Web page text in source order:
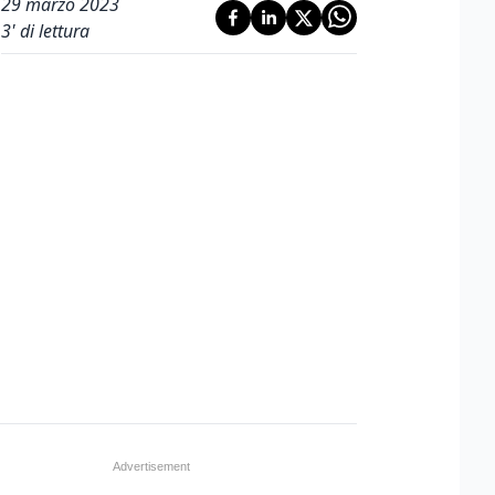
3' di lettura